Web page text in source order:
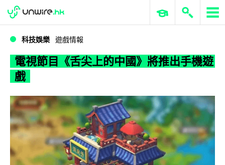
電視節目《舌尖上的中國》將推出手機遊戲
WWDC 2026 ERP 與商業 AI
科技娛樂 遊戲情報
電視節目《舌尖上的中國》將推出手機遊
戲